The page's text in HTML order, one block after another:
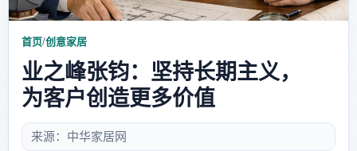
首页/创意家居
业之峰张钧：坚持长期主义，
为客户创造更多价值
来源：中华家居网